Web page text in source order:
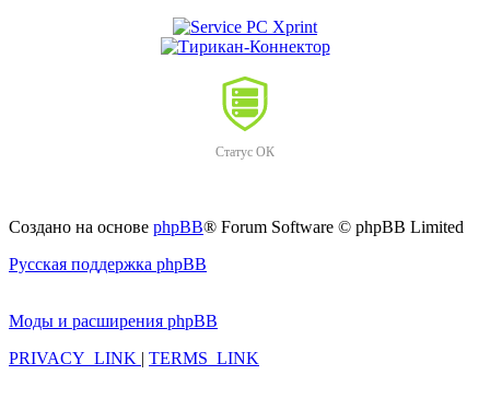
Статус ОК
Создано на основе phpBB® Forum Software © phpBB Limited
Русская поддержка phpBB
Моды и расширения phpBB
PRIVACY_LINK | TERMS_LINK